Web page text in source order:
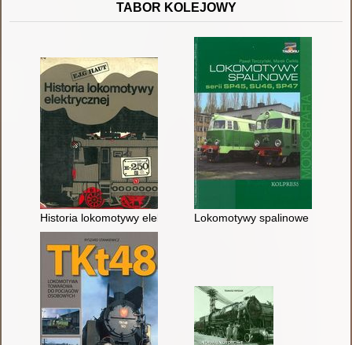
TABOR KOLEJOWY
Historia lokomotywy elektrycznejLokomotywy spalinowe serii